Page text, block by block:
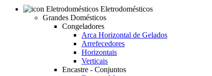
Eletrodomésticos
Grandes Domésticos
Congeladores
Arca Horizontal de Gelados
Arrefecedores
Horizontais
Verticais
Encastre - Conjuntos